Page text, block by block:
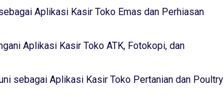
Aplikasi Kasir Toko Emas dan Perhiasan
Aplikasi Kasir Toko ATK, Fotokopi, dan
sebagai Aplikasi Kasir Toko Pertanian dan Poultry